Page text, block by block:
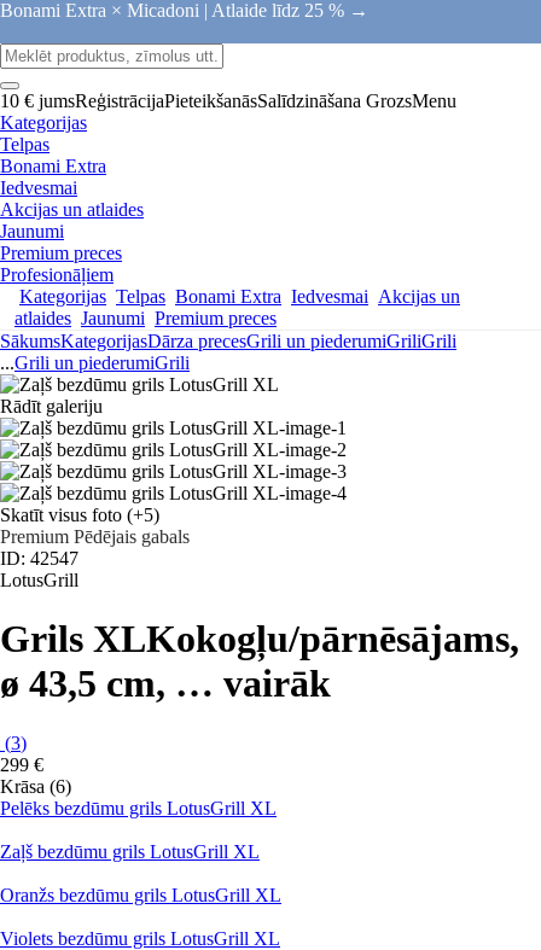
Bonami Extra × Micadoni | Atlaide līdz 25 % →
10 € jumsReģistrācijaPieteikšanāsSalīdzināšana GrozsMenu
Kategorijas
Telpas
Bonami Extra
Iedvesmai
Akcijas un atlaides
Jaunumi
Premium preces
Profesionāļiem
Kategorijas Telpas Bonami Extra Iedvesmai Akcijas un
atlaides Jaunumi Premium preces
SākumsKategorijasDārza precesGrili un piederumiGriliGrili
...Grili un piederumiGrili
Rādīt galeriju
Skatīt visus foto (+5)
Premium Pēdējais gabals
ID: 42547
LotusGrill
Grils XLKokogļu/pārnēsājams,
ø 43,5 cm, … vairāk
(3)
299 €
Krāsa (6)
Pelēks bezdūmu grils LotusGrill XL
Zaļš bezdūmu grils LotusGrill XL
Oranžs bezdūmu grils LotusGrill XL
Violets bezdūmu grils LotusGrill XL